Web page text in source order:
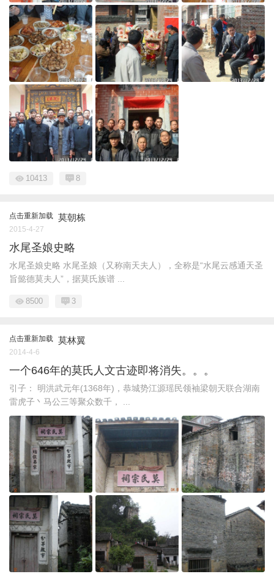
10413 8
点击重新加载 莫朝栋
2015-4-27
水尾圣娘史略
水尾圣娘史略 水尾圣娘（又称南天夫人），全称是“水尾云感通天圣
旨懿德莫夫人”，据莫氏族谱 ...
8500 3
点击重新加载 莫林翼
2014-4-6
一个646年的莫氏人文古迹即将消失。。。
引子： 明洪武元年(1368年)，恭城势江源瑶民领袖梁朝天联合湖南
雷虎子丶马公三等聚众数千， ...